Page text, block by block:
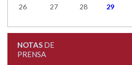
26 27 28 29
NOTASDE
PRENSA